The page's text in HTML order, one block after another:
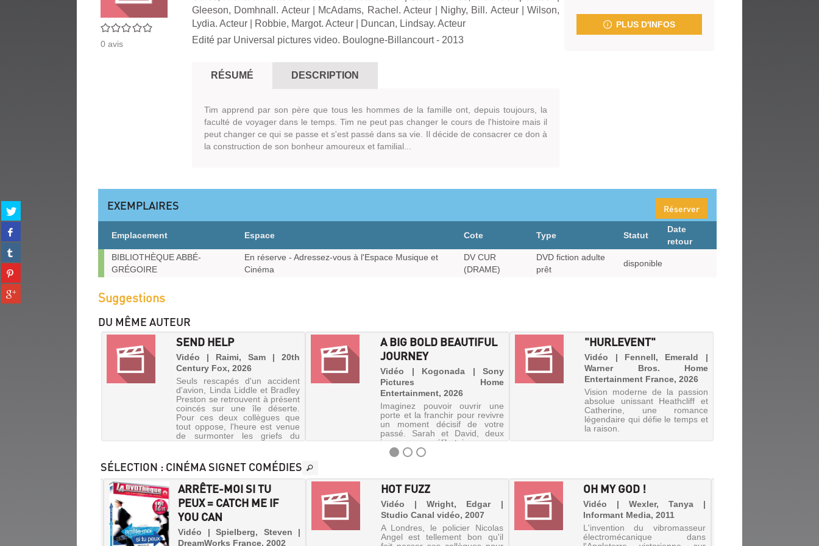
Partager
sur
twitter
(Nouvelle
fenêtre)
Partager
sur
facebook
(Nouvelle
fenêtre)
Partager
sur
tumblr
(Nouvelle
fenêtre)
Partager
sur
pinterest
(Nouvelle
Partager
sur
0/5
0 avis
Gleeson, Domhnall. Acteur| McAdams, Rachel. Acteur Nighy, Bill. Acteur|Wilson,
Lydia. Acteur
Robbie, Margot. Acteur
Duncan, Lindsay. Acteur
Edité par Universal pictures video. Boulogne-Billancourt- 2013
RÉSUMÉ DESCRIPTION
Tim apprend par son père que tous les hommes de la famille ont, depuis toujours, la
faculté de voyager dans le temps. Tim ne peut pas changer le cours de l'histoire mais il
peut changer ce qui se passe et s'est passé dans sa vie. Il décide de consacrer ce don à
la construction de son bonheur amoureux et familial...
PLUS D'INFOS
EXEMPLAIRES Réserver
Exemplaires
Emplacement Espace Cote Type Statut
Date
retour
BIBLIOTHÈQUE ABBÉ-
GRÉGOIRE
En réserve - Adressez-vous à l'Espace Musique et
Cinéma
DV CUR
(DRAME)
DVD fiction adulte
prêt
disponible
Suggestions
DU MÊME AUTEUR
A BIG BOLD BEAUTIFUL
JOURNEY
Vidéo | Kogonada | Sony
Pictures Home
Entertainment, 2026
Imaginez pouvoir ouvrir une
porte et la franchir pour revivre
un moment décisif de votre
passé. Sarah et David, deux
inconnus célibataires, se
rencontrent lors du mariage
lanc...
"HURLEVENT"
Vidéo | Fennell, Emerald |
Warner Bros. Home
Entertainment France, 2026
Vision moderne de la passion
absolue unissant Heathcliff et
Catherine, une romance
légendaire qui défie le temps et
la raison.
SEND HELP
Vidéo | Raimi, Sam | 20th
Century Fox, 2026
Seuls rescapés d'un accident
d'avion, Linda Liddle et Bradley
Preston se retrouvent à présent
coincés sur une île déserte.
Pour ces deux collègues que
tout oppose, l'heure est venue
de surmonter les griefs du
A
BIG
SÉLECTION : CINÉMA SIGNET COMÉDIES
HOT FUZZ
Vidéo | Wright, Edgar |
Studio Canal vidéo, 2007
A Londres, le policier Nicolas
Angel est tellement bon qu'il
OH MY GOD !
Vidéo | Wexler, Tanya |
Informant Media, 2011
L'invention du vibromasseur
électromécanique dans
ARRÊTE-MOI SI TU
PEUX = CATCH ME IF
YOU CAN
Vidéo | Spielberg, Steven |
DreamWorks France, 2002